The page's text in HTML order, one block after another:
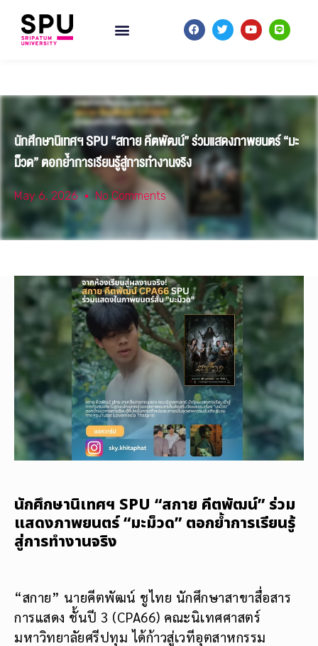
นักศึกษานิเทศฯ SPU “สกาย คีตพัฒน์” ร่วมแสดงภาพยนตร์ “มะ
ม็วด” ตอกย้ำการเรียนรู้สู่การทำงานจริง
May 6, 2026 No Comments
นักศึกษานิเทศฯ SPU “สกาย คีตพัฒน์” ร่วม
แสดงภาพยนตร์ “มะม็วด” ตอกย้ำการเรียนรู้
สู่การทำงานจริง
“สกาย” นายคีตพัฒน์ ชูไทย นักศึกษาสาขาสื่อสาร
การแสดง ชั้นปี 3 (CPA66) คณะนิเทศศาสตร์
มหาวิทยาลัยศรีปทุม ได้ก้าวสู่เวทีอุตสาหกรรม